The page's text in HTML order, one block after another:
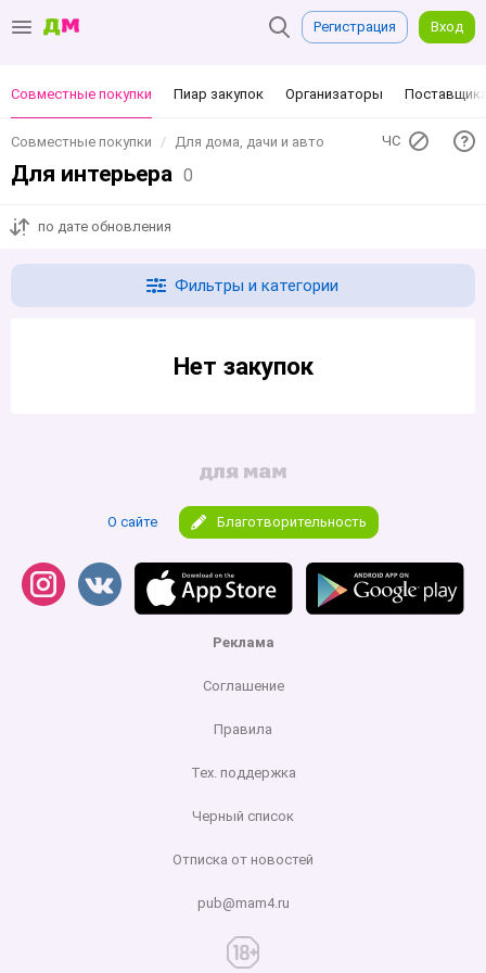
Регистрация Вход
Совместные покупки Пиар закупок Организаторы
ЧС
Совместные покупки Для дома, дачи и авто
Для интерьера 0
по дате обновления
Фильтры и категории
Нет закупок
О сайте Благотворительность
Реклама
Соглашение
Правила
Тех. поддержка
Черный список
Отписка от новостей
pub@mam4.ru